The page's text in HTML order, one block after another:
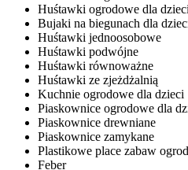
Huśtawki ogrodowe dla dzieci
Bujaki na biegunach dla
Huśtawki jednoosobowe
Huśtawki podwójne
Huśtawki równoważne
Huśtawki ze zjeżdżalnią
Kuchnie ogrodowe dla dzieci
Piaskownice ogrodowe dla
Piaskownice drewniane
Piaskownice zamykane
Plastikowe place zabaw
Feber